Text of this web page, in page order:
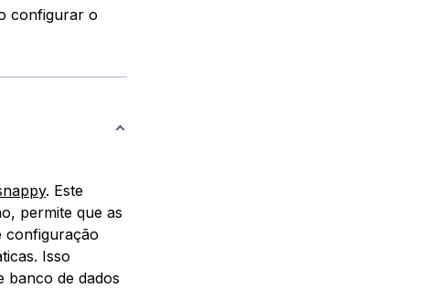
configurar o
. Este
permite que as
configuração
Isso
banco de dados